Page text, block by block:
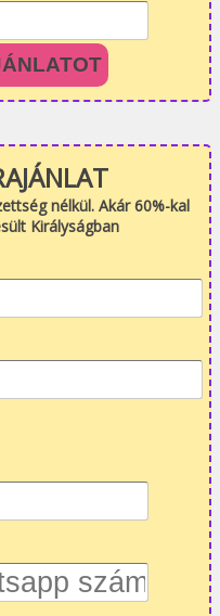
nélkül. Akár 60%-kal
Királyságban